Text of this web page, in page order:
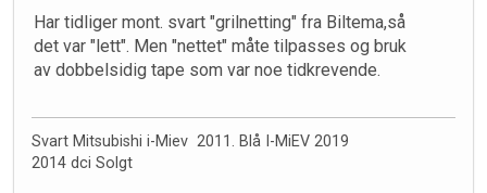
Har tidliger mont. svart "grilnetting" fra Biltema,så
det var "lett". Men "nettet" måte tilpasses og bruk
av dobbelsidig tape som var noe tidkrevende.
Svart Mitsubishi i-Miev 2011. Blå I-MiEV 2019
2014 dci Solgt